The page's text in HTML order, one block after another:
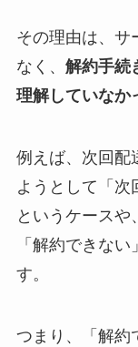
その理由は、サ
なく、 解約手続
理解していなか
例えば、次回配
ようとして「次
というケースや
「解約できな
す。
つまり、「解約